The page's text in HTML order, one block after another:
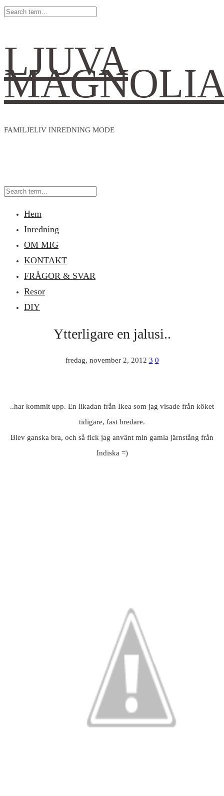
LJUVA
FAMILJELIV INREDNING MODE
Hem
Inredning
OM MIG
KONTAKT
FRÅGOR & SVAR
Resor
DIY
Ytterligare en jalusi..
fredag, november 2, 2012 3 0
..har kommit upp. En likadan från Ikea som jag visade från köket
tidigare, fast bredare.
Blev ganska bra, och så fick jag använt min gamla järnstång från
Indiska =)